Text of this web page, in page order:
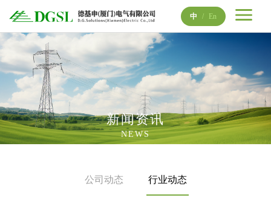
中 / En
新闻资讯
NEWS
公司动态 行业动态